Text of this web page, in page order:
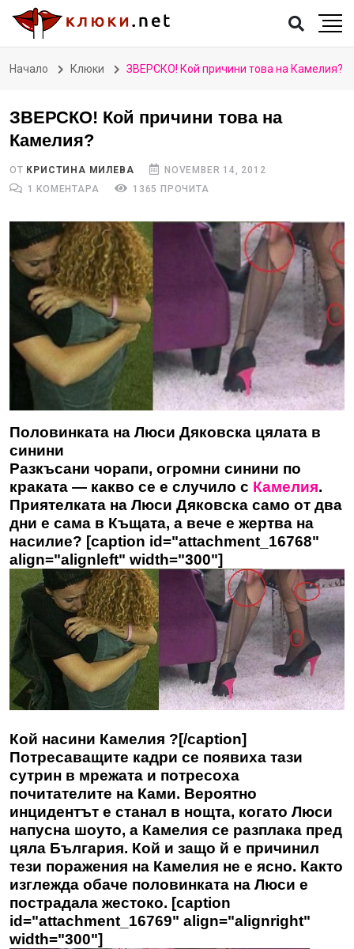
Начало Клюки ЗВЕРСКО! Кой причини това на Камелия?
ЗВЕРСКО! Кой причини това на
Камелия?
ОТ КРИСТИНА МИЛЕВА
NOVEMBER 14, 2012
1 КОМЕНТАРА
1365 ПРОЧИТА
Половинката на Люси Дяковска цялата в
синини
Разкъсани чорапи, огромни синини по
краката — какво се е случило с Камелия.
Приятелката на Люси Дяковска само от два
дни е сама в Къщата, а вече е жертва на
насилие? [caption id="attachment_16768"
align="alignleft" width="300"]
Кой насини Камелия ?[/caption]
Потресаващите кадри се появиха тази
сутрин в мрежата и потресоха
почитателите на Ками. Вероятно
инцидентът е станал в нощта, когато Люси
напусна шоуто, а Камелия се разплака пред
цяла България. Кой и защо й е причинил
тези поражения на Камелия не е ясно. Както
изглежда обаче половинката на Люси е
пострадала жестоко. [caption
id="attachment_16769" align="alignright"
width="300"]